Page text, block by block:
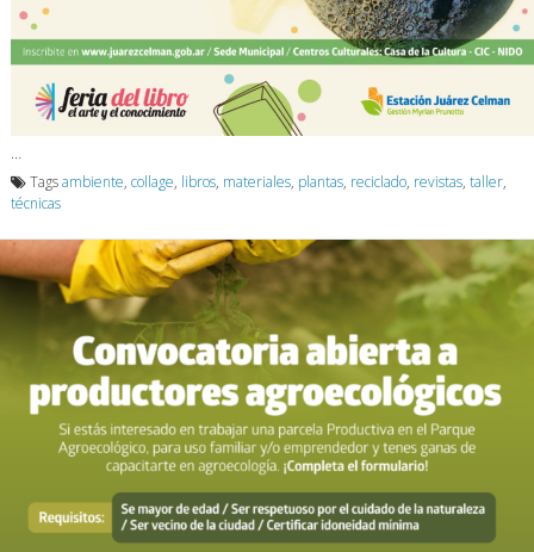
…
Tagsambiente, collage, libros, materiales, plantas, reciclado, revistas, taller,
técnicas